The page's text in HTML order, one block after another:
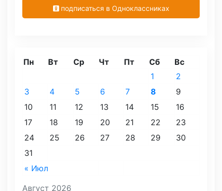
подписаться в Одноклассниках
Август 2026
Пн Вт Ср Чт Пт Сб Вс
« Июл
1
2
3
4 5 6 7 8
9
10
11 12 13 14 15
16
17
18 19 20 21 22
23
24
25 26 27 28 29
30
31